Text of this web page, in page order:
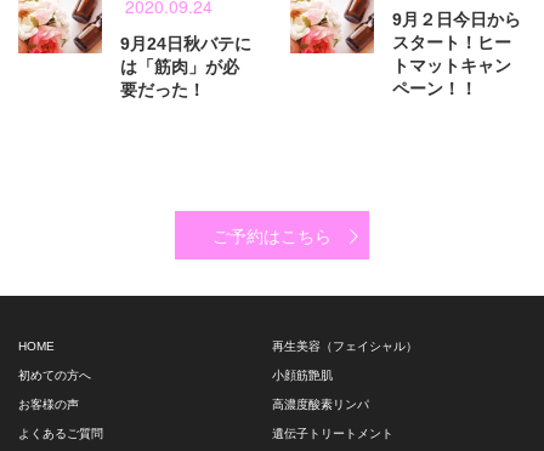
2020.09.24
9月24日秋バテに
は「筋肉」が必
要だった！
9月２日今日から
スタート！ヒー
トマットキャン
ペーン！！
ご予約はこちら
HOME
初めての方へ
お客様の声
よくあるご質問
再生美容（フェイシャル）
小顔筋艶肌
高濃度酸素リンパ
遺伝子トリートメント